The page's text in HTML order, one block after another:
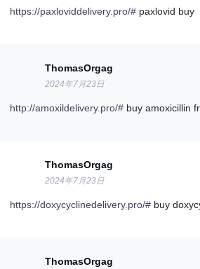
https://paxloviddelivery.pro/# paxlovid buy
ThomasOrgag
2024年7月23日
http://amoxildelivery.pro/# buy amoxicillin
ThomasOrgag
2024年7月23日
https://doxycyclinedelivery.pro/# buy
ThomasOrgag